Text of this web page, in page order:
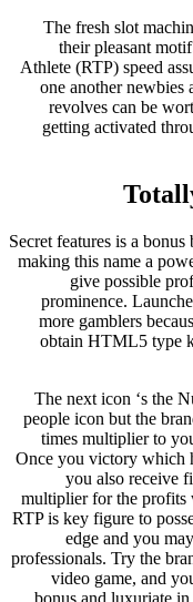
The fresh slot
their pleasant
Athlete (RTP) speed
one another newbies
revolves can be
getting activated
Secret features is a
making this name a
give possible
prominence.
more gamblers
obtain HTML5 type
The next icon ‘s the
people icon but the
times multiplier to
Once you victory which
you also receive
multiplier for the profits
RTP is key figure to
edge and you
professionals. Try the
video game, and
bonus and luxuriate